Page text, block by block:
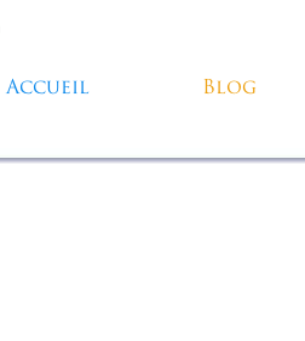
Accueil Blog